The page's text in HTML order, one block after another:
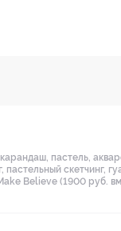
пастель,
скетчинг,
Believe (1900 руб.